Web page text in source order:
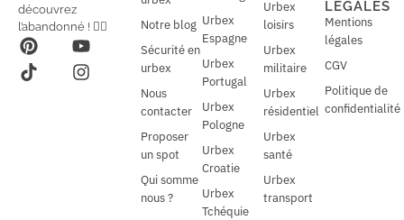
*découvrez
l’abandonné ! 🕵️‍♂️
Notre blog
Sécurité en
urbex
Nous
contacter
Proposer
un spot
Qui somme
nous ?
Urbex
Espagne
Urbex
Portugal
Urbex
Pologne
Urbex
Croatie
Urbex
Tchéquie
Urbex
loisirs
Urbex
militaire
Urbex
résidentiel
Urbex
santé
Urbex
transport
LÉGALES
Mentions
légales
CGV
Politique de
confidentialité